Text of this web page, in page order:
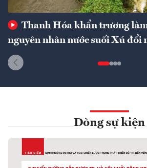
Thanh Hóa khẩn trương
nguyên nhân nước suối Xú đổi
Dòng sự kiện